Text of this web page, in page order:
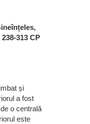
313 CP
și
a fost
o centrală
este